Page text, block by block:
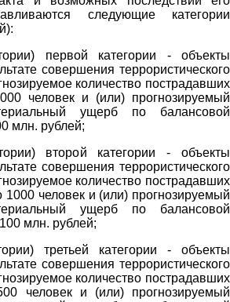
следующие категории
первой категории - объекты
совершения террористического
количество пострадавших
человек и (или) прогнозируемый
ущерб по балансовой
млн. рублей;
второй категории - объекты
совершения террористического
количество пострадавших
1000 человек и (или) прогнозируемый
ущерб по балансовой
млн. рублей;
третьей категории - объекты
совершения террористического
количество пострадавших
человек и (или) прогнозируемый